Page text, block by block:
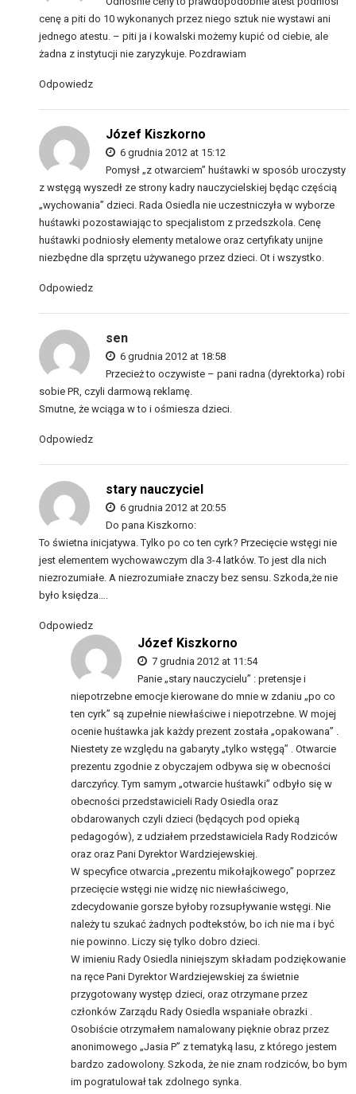
cenę a piti do 10 wykonanych przez niego sztuk nie wystawi ani
jednego atestu. – piti ja i kowalski możemy kupić od ciebie, ale
żadna z instytucji nie zaryzykuje. Pozdrawiam
Odpowiedz
Józef Kiszkorno
6 grudnia 2012 at 15:12
Pomysł „z otwarciem” huśtawki w sposób uroczysty
z wstęgą wyszedł ze strony kadry nauczycielskiej będąc częścią
„wychowania” dzieci. Rada Osiedla nie uczestniczyła w wyborze
huśtawki pozostawiając to specjalistom z przedszkola. Cenę
huśtawki podniosły elementy metalowe oraz certyfikaty unijne
niezbędne dla sprzętu używanego przez dzieci. Ot i wszystko.
Odpowiedz
sen
6 grudnia 2012 at 18:58
Przecież to oczywiste – pani radna (dyrektorka) robi
sobie PR, czyli darmową reklamę.
Smutne, że wciąga w to i ośmiesza dzieci.
Odpowiedz
stary nauczyciel
6 grudnia 2012 at 20:55
Do pana Kiszkorno:
To świetna inicjatywa. Tylko po co ten cyrk? Przecięcie wstęgi nie
jest elementem wychowawczym dla 3-4 latków. To jest dla nich
niezrozumiałe. A niezrozumiałe znaczy bez sensu. Szkoda,że nie
było księdza….
Odpowiedz
Józef Kiszkorno
7 grudnia 2012 at 11:54
Panie „stary nauczycielu” : pretensje i
niepotrzebne emocje kierowane do mnie w zdaniu „po co
ten cyrk” są zupełnie niewłaściwe i niepotrzebne. W mojej
ocenie huśtawka jak każdy prezent została „opakowana” .
Niestety ze względu na gabaryty „tylko wstęgą” . Otwarcie
prezentu zgodnie z obyczajem odbywa się w obecności
darczyńcy. Tym samym „otwarcie huśtawki” odbyło się w
obecności przedstawicieli Rady Osiedla oraz
obdarowanych czyli dzieci (będących pod opieką
pedagogów), z udziałem przedstawiciela Rady Rodziców
oraz oraz Pani Dyrektor Wardziejewskiej.
W specyfice otwarcia „prezentu mikołajkowego” poprzez
przecięcie wstęgi nie widzę nic niewłaściwego,
zdecydowanie gorsze byłoby rozsupływanie wstęgi. Nie
należy tu szukać żadnych podtekstów, bo ich nie ma i być
nie powinno. Liczy się tylko dobro dzieci.
W imieniu Rady Osiedla niniejszym składam podziękowanie
na ręce Pani Dyrektor Wardziejewskiej za świetnie
przygotowany występ dzieci, oraz otrzymane przez
członków Zarządu Rady Osiedla wspaniałe obrazki .
Osobiście otrzymałem namalowany pięknie obraz przez
anonimowego „Jasia P” z tematyką lasu, z którego jestem
bardzo zadowolony. Szkoda, że nie znam rodziców, bo bym
im pogratulował tak zdolnego synka.